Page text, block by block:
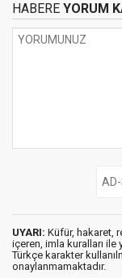
HABERE YORUM
UYARI: Küfür, hakaret,
içeren, imla kuralları ile
Türkçe karakter
onaylanmamaktadır.